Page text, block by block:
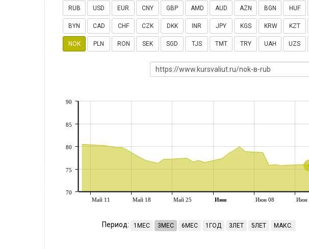
RUB USD EUR CNY GBP AMD AUD AZN BGN HUF
BYN CAD CHF CZK DKK INR JPY KGS KRW KZT
NOK PLN RON SEK SGD TJS TMT TRY UAH UZS
Май 11 Май 18 Май 25 Июн Июн 08 Июн
70
75
80
85
90
Период: 1МЕС 3МЕС 6МЕС 1ГОД 3ЛЕТ 5ЛЕТ МАКС.